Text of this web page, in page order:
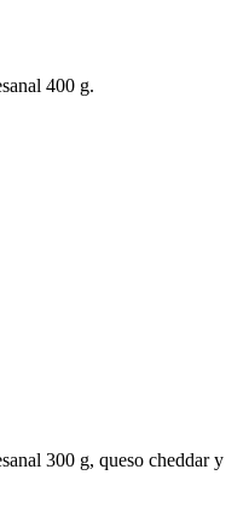
400 g.
300 g, queso cheddar y